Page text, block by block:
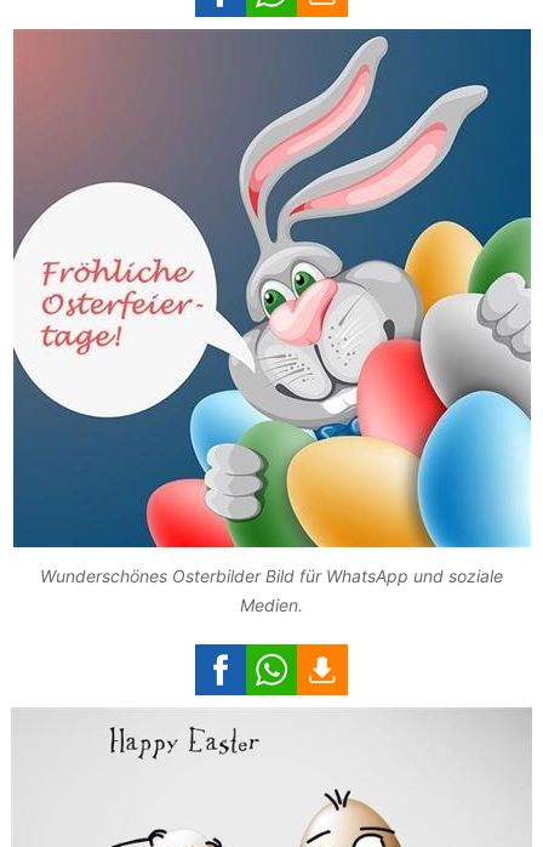
Wunderschönes Osterbilder Bild für WhatsApp und soziale
Medien.